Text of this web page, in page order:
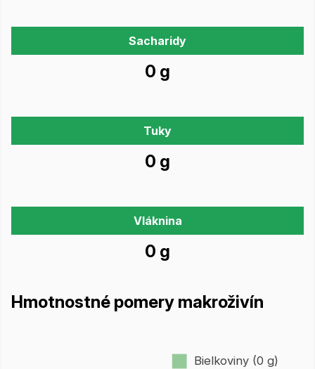
Sacharidy
0 g
Tuky
0 g
Vláknina
0 g
Hmotnostné pomery makroživín
Bielkoviny (0 g)